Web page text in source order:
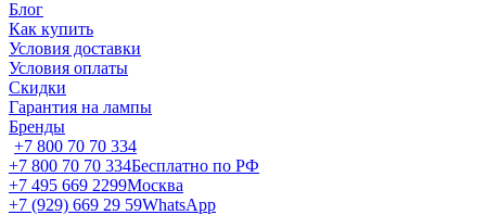
Блог
Как купить
Условия доставки
Условия оплаты
Скидки
Гарантия на лампы
Бренды
+7 800 70 70 334
+7 800 70 70 334Бесплатно по РФ
+7 495 669 2299Москва
+7 (929) 669 29 59WhatsApp